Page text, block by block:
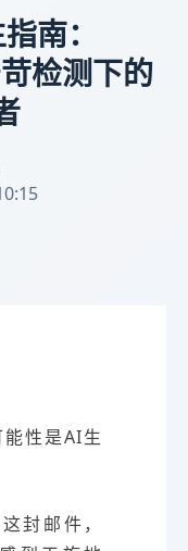
南：
检测下的
性是AI生
封邮件，